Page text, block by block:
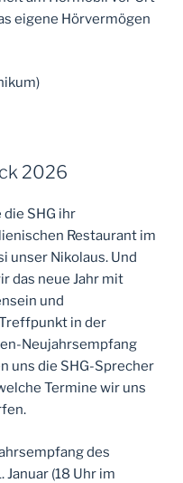
eigene Hörvermögen
2026
SHG ihr
Restaurant im
unser Nikolaus. Und
das neue Jahr mit
und
in der
Neujahrsempfang
uns die SHG-Sprecher
Termine wir uns
des
(18 Uhr im